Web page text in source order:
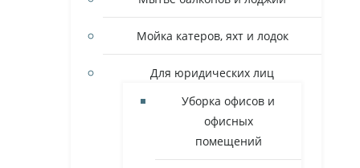
Мойка катеров, яхт и лодок
Для юридических лиц
Уборка офисов и
офисных
помещений